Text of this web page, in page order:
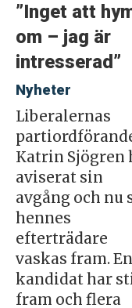
”Inget att
om – jag är
intresserad”
Nyheter
Liberalernas
Katrin Sjögren
aviserat sin
avgång och nu
hennes
efterträdare
vaskas fram. En
kandidat har
fram och flera